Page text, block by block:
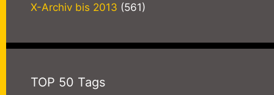
X-Archiv bis 2013 (561)
TOP 50 Tags